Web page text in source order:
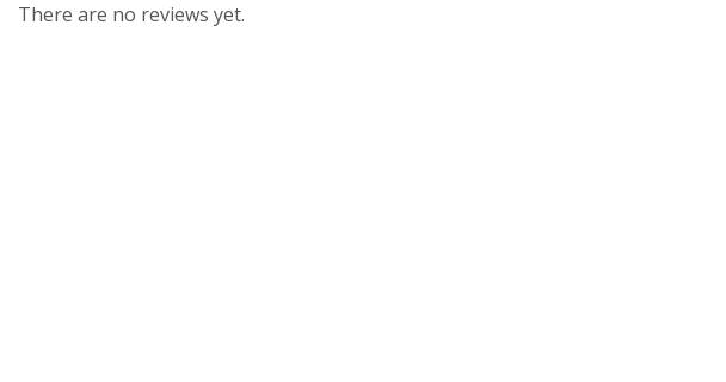
There are no reviews yet.